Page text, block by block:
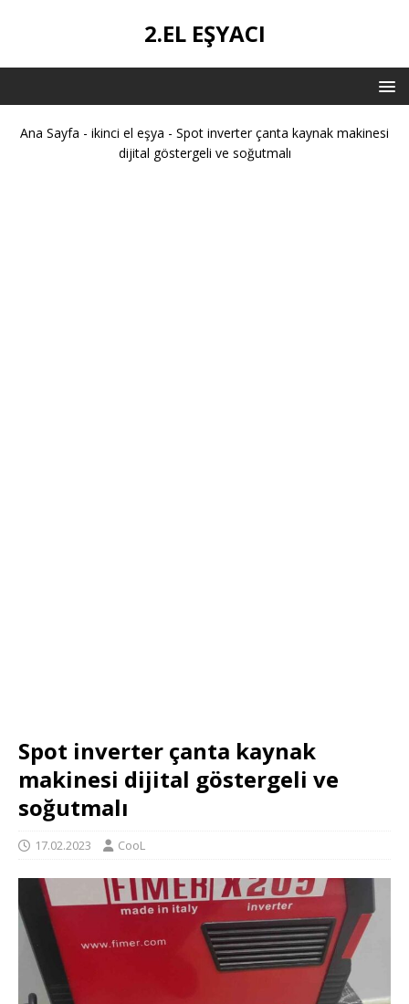
2.EL EŞYACI
Ana Sayfa - ikinci el eşya - Spot inverter çanta kaynak makinesi
dijital göstergeli ve soğutmalı
Spot inverter çanta kaynak
makinesi dijital göstergeli ve
soğutmalı
17.02.2023 CooL